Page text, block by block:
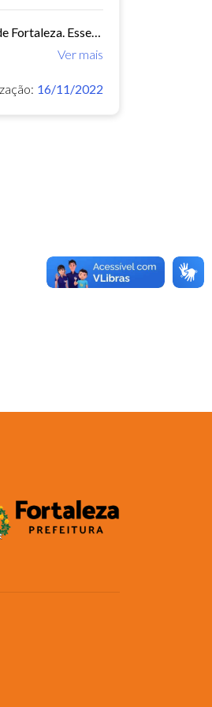
Este conjunto de dados contém indicadores de educação, longevidade e renda para cada bairro de Fortaleza. Esses três indicadores juntos formam o Indice de Desenvolvimento Humano...
Ver mais
16/11/2022